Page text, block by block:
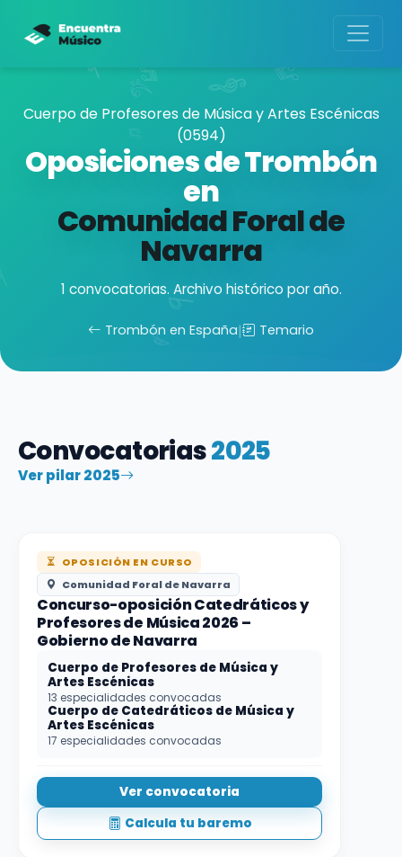
Cuerpo de Profesores de Música y Artes Escénicas
(0594)
Oposiciones de Trombón
en
Comunidad Foral de
Navarra
1 convocatorias. Archivo histórico por año.
Trombón en España| Temario
Convocatorias2025
Ver pilar 2025
OPOSICIÓN EN CURSO
Comunidad Foral de Navarra
Concurso-oposición Catedráticos y
Profesores de Música 2026 –
Gobierno de Navarra
Cuerpo de Profesores de Música y
Artes Escénicas
13 especialidades convocadas
Cuerpo de Catedráticos de Música y
Artes Escénicas
17 especialidades convocadas
Ver convocatoria
Calcula tu baremo